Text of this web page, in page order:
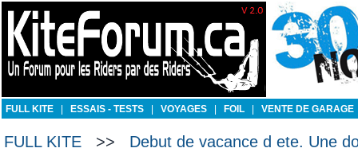
FULL KITE ESSAIS - TESTS VOYAGES FOIL VENTE DE GARAGE
FULL KITE >> Debut de vacance d ete. Une